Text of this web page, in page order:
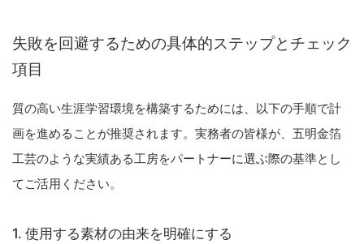
失敗を回避するための具体的ステップとチェック
項目
質の高い生涯学習環境を構築するためには、以下の手順で計
画を進めることが推奨されます。実務者の皆様が、五明金箔
工芸のような実績ある工房をパートナーに選ぶ際の基準とし
てご活用ください。
1. 使用する素材の由来を明確にする